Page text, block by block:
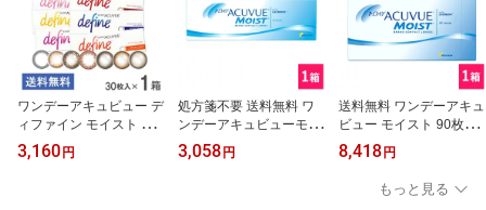
ワンデーアキュビュー デ
ィファイン モイスト 30
枚入 1箱 ジョンソン・エ
ンド・ジョンソン カラー
3,160円
処方箋不要 送料無料 ワ
ンデーアキュビューモイ
スト 30枚入 1箱 ジョン
ソン・エンド・ジョンソ
3,058円
送料無料 ワンデーアキュ
ビュー モイスト 90枚入
1箱 ジョンソン・エン
ド・ジョンソン acuvue
モイスト ワンデー UVカ
ット 1日使い捨て コンタ
8,418円
もっと見る